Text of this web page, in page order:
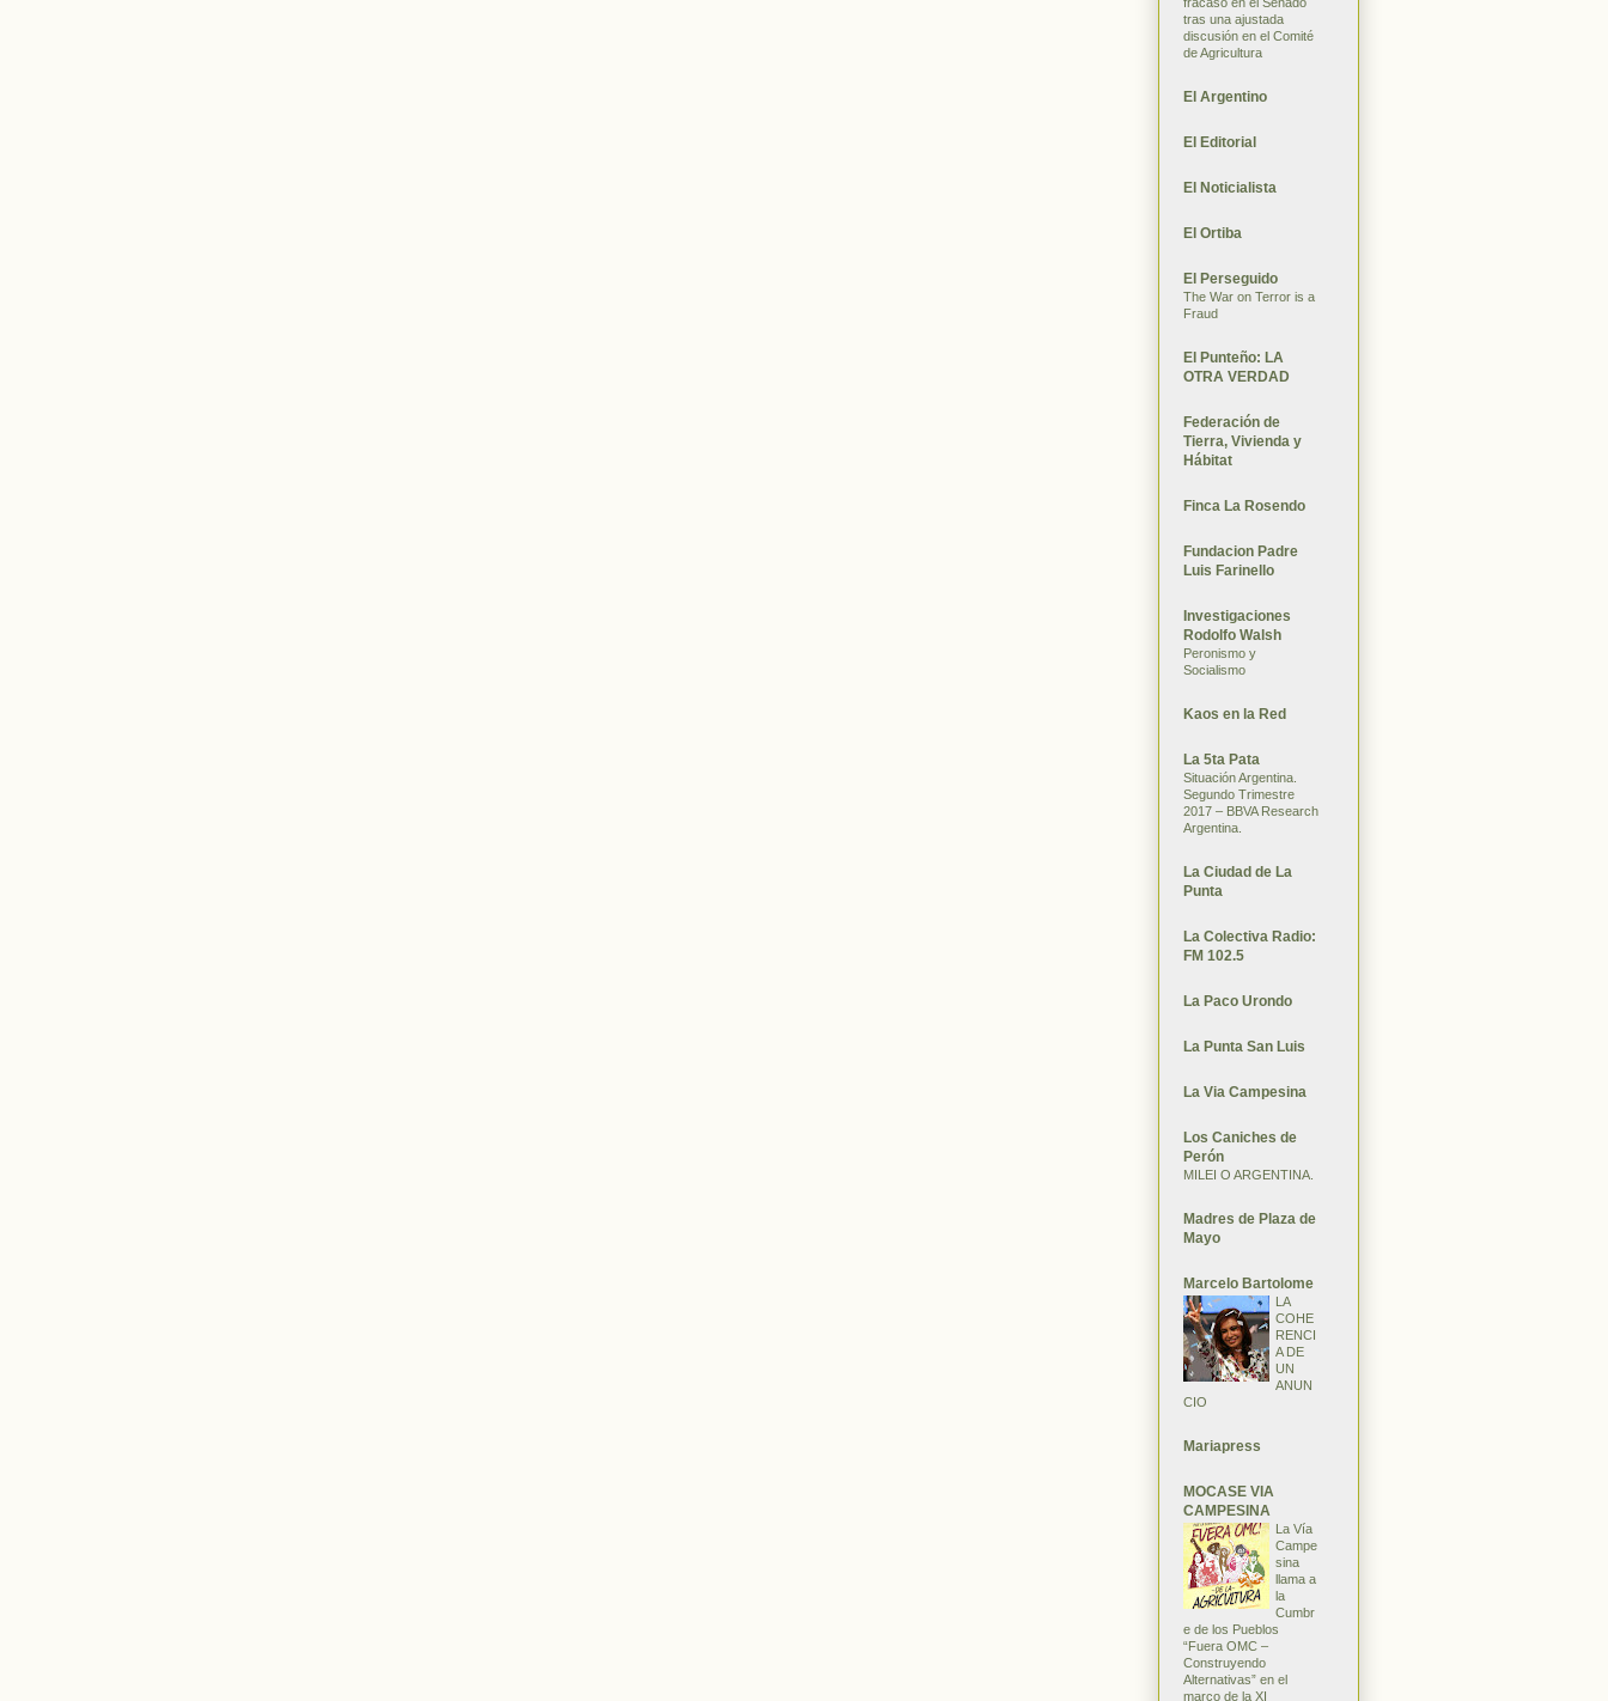
tras una ajustada
discusión en el Comité
de Agricultura
El Argentino
El Editorial
El Noticialista
El Ortiba
El Perseguido
The War on Terror is a
Fraud
El Punteño: LA
OTRA VERDAD
Federación de
Tierra, Vivienda y
Hábitat
Finca La Rosendo
Fundacion Padre
Luis Farinello
Investigaciones
Rodolfo Walsh
Peronismo y
Socialismo
Kaos en la Red
La 5ta Pata
Situación Argentina.
Segundo Trimestre
2017 – BBVA Research
Argentina.
La Ciudad de La
Punta
La Colectiva Radio:
FM 102.5
La Paco Urondo
La Punta San Luis
La Via Campesina
Los Caniches de
Perón
MILEI O ARGENTINA.
Madres de Plaza de
Mayo
Marcelo Bartolome
LA
COHE
RENCI
A DE
UN
ANUN
CIO
Mariapress
MOCASE VIA
CAMPESINA
La Vía
Campe
sina
llama a
la
Cumbr
e de los Pueblos
“Fuera OMC –
Construyendo
Alternativas” en el
marco de la XI